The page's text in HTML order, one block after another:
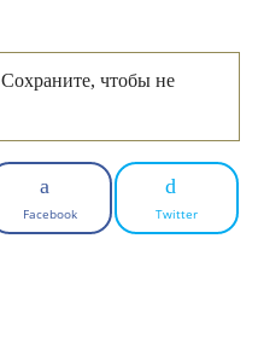
Сохраните, чтобы не
Facebook Twitter